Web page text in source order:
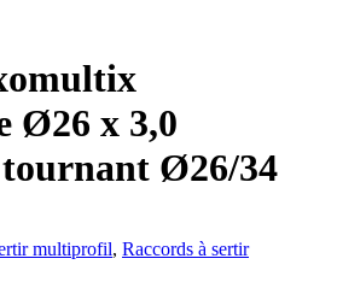
Ø26 x 3,0
Ø26/34
multiprofil, Raccords à sertir